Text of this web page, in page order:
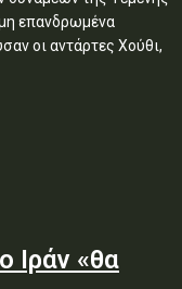
επανδρωμένα
οι αντάρτες Χούθι,
Ιράν «θα